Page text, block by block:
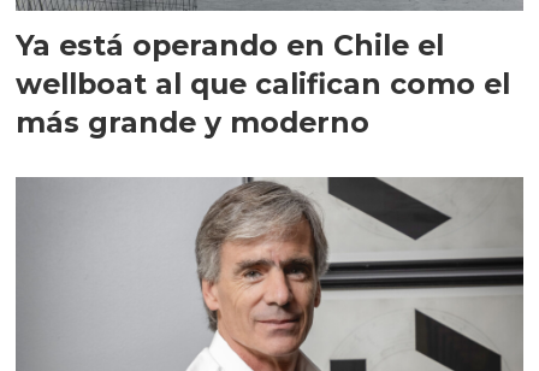
Ya está operando en Chile el
wellboat al que califican como el
más grande y moderno